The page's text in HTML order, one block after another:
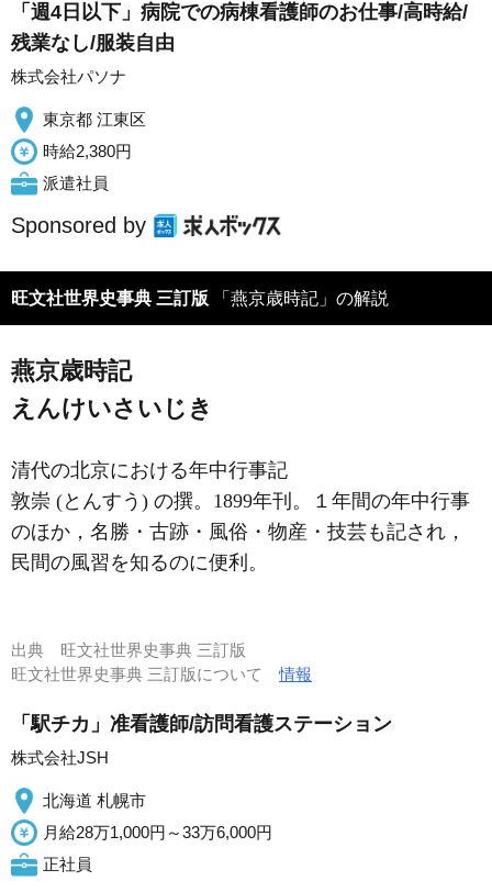
「週4日以下」病院での病棟看護師のお仕事/高時給/
残業なし/服装自由
株式会社パソナ
東京都 江東区
時給2,380円
派遣社員
Sponsored by
旺文社世界史事典 三訂版 「燕京歳時記」の解説
燕京歳時記
えんけいさいじき
清代の北京における年中行事記
敦崇 (とんすう) の撰。1899年刊。１年間の年中行事
のほか，名勝・古跡・風俗・物産・技芸も記され，
民間の風習を知るのに便利。
出典 旺文社世界史事典 三訂版
旺文社世界史事典 三訂版について情報
「駅チカ」准看護師/訪問看護ステーション
株式会社JSH
北海道 札幌市
月給28万1,000円～33万6,000円
正社員